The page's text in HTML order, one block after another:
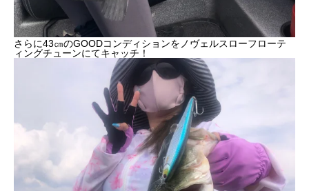
さらに43㎝のGOODコンディションをノヴェルスローフローテ
ィングチューンにてキャッチ！